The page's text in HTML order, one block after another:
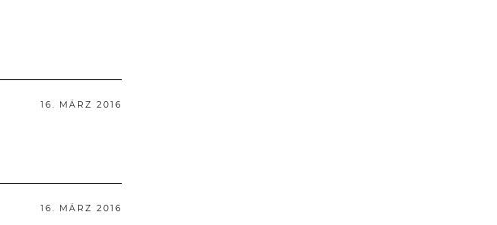
16. MÄRZ 2016
16. MÄRZ 2016